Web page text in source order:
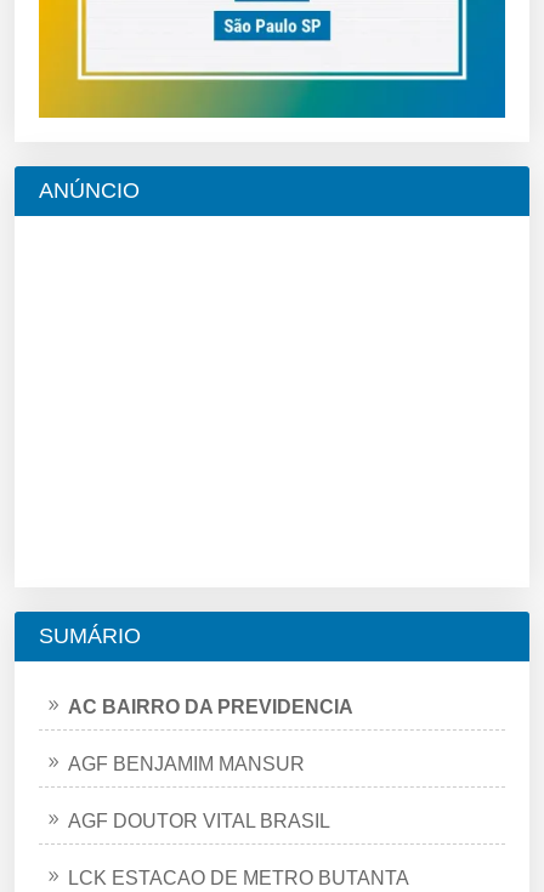
ANÚNCIO
SUMÁRIO
AC BAIRRO DA PREVIDENCIA
AGF BENJAMIM MANSUR
AGF DOUTOR VITAL BRASIL
LCK ESTACAO DE METRO BUTANTA